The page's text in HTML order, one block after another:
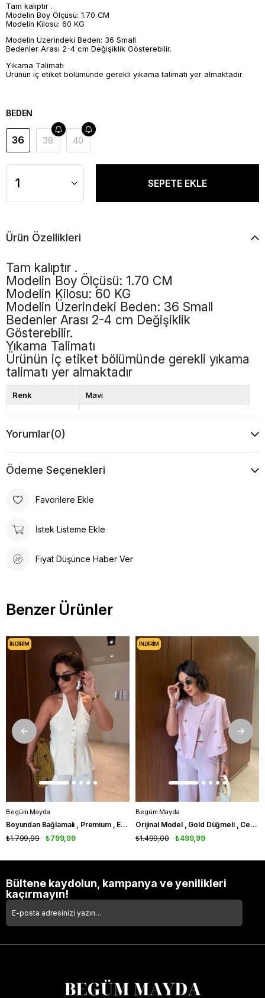
Tam kalıptır .
Modelin Boy Ölçüsü: 1.70 CM
Modelin Kilosu: 60 KG
Modelin Üzerindeki Beden: 36 Small
Bedenler Arası 2-4 cm Değişiklik Gösterebilir.
Yıkama Talimatı
Ürünün iç etiket bölümünde gerekli yıkama talimatı yer almaktadır
BEDEN
36 38 40
Ürün Özellikleri
Tam kalıptır .
Modelin Boy Ölçüsü: 1.70 CM
Modelin Kilosu: 60 KG
Modelin Üzerindeki Beden: 36 Small
Bedenler Arası 2-4 cm Değişiklik
Gösterebilir.
Yıkama Talimatı
Ürünün iç etiket bölümünde gerekli yıkama
talimatı yer almaktadır
Renk Mavi
Boy Standart
Desen
Yorumlar(0)
Ödeme Seçenekleri
Favorilere Ekle
İstek Listeme Ekle
Fiyat Düşünce Haber Ver
Benzer Ürünler
Begüm Mayda
Boyundan Bağlamalı , Premium , Ekru , Pamuk Keten Takım
₺799,99
₺1.799,99
İNDIRIM
Begüm Mayda
Orijinal Model , Gold Düğmeli , Ceket & Pantolon , Pembe Takım
₺499,99
₺1.499,00
İNDIRIM
Bültene kaydolun, kampanya ve yenilikleri
kaçırmayın!